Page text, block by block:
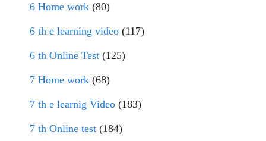
6 Home work (80)
6 th e learning video (117)
6 th Online Test (125)
7 Home work (68)
7 th e learnig Video (183)
7 th Online test (184)